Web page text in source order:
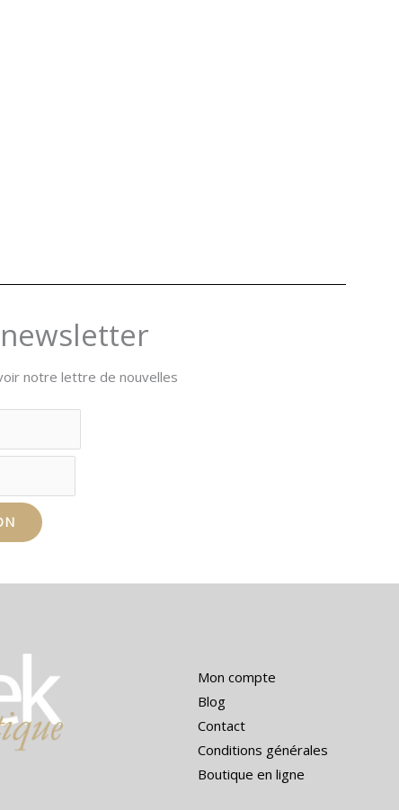
notre lettre de nouvelles
Mon compte
Blog
Contact
Conditions générales
Boutique en ligne